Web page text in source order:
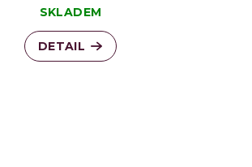
SKLADEM
DETAIL